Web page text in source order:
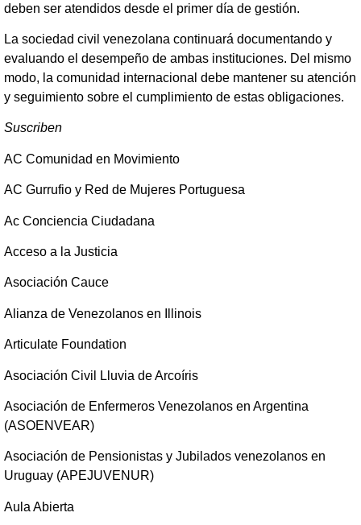
deben ser atendidos desde el primer día de gestión.
La sociedad civil venezolana continuará documentando y
evaluando el desempeño de ambas instituciones. Del mismo
modo, la comunidad internacional debe mantener su atención
y seguimiento sobre el cumplimiento de estas obligaciones.
Suscriben
AC Comunidad en Movimiento
AC Gurrufio y Red de Mujeres Portuguesa
Ac Conciencia Ciudadana
Acceso a la Justicia
Asociación Cauce
Alianza de Venezolanos en Illinois
Articulate Foundation
Asociación Civil Lluvia de Arcoíris
Asociación de Enfermeros Venezolanos en Argentina
(ASOENVEAR)
Asociación de Pensionistas y Jubilados venezolanos en
Uruguay (APEJUVENUR)
Aula Abierta